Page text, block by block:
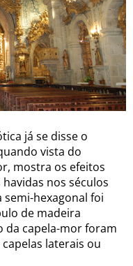
já se disse o
vista do
mostra os efeitos
nos séculos
semi-hexagonal foi
de madeira
da capela-mor foram
laterais ou